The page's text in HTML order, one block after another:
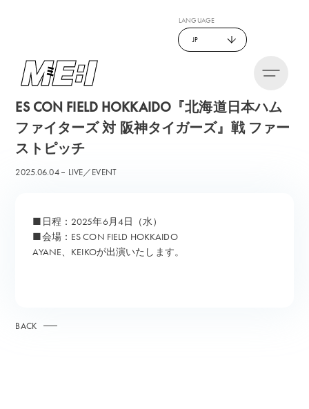
LANGUAGE
JP
ES CON FIELD HOKKAIDO『北海道日本ハム
ファイターズ 対 阪神タイガーズ』戦 ファー
ストピッチ
2025.06.04 LIVE／EVENT
■日程：2025年6月4日（水）
■会場：ES CON FIELD HOKKAIDO
AYANE、KEIKOが出演いたします。
BACK